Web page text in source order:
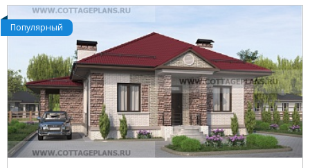
Популярный